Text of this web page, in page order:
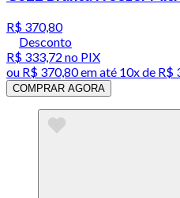
R$ 370,80
Desconto
R$ 333,72 no PIX
ou R$ 370,80em até 10x de R$
COMPRAR AGORA